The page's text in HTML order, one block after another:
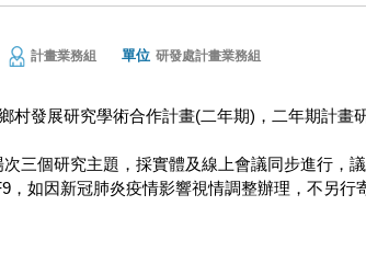
計畫業務組 單位 研發處計畫業務組
村發展研究學術合作計畫(二年期)，二年期計畫
三個研究主題，採實體及線上會議同步進行，
如因新冠肺炎疫情影響視情調整辦理，不另行